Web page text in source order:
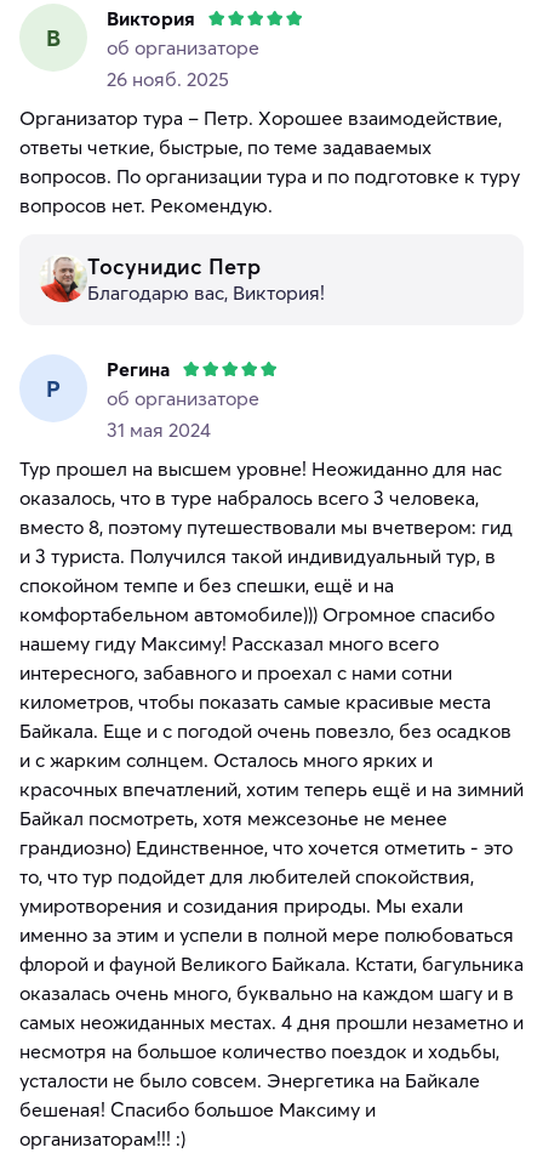
В
Виктория
об организаторе
26 нояб. 2025
Организатор тура – Петр. Хорошее взаимодействие,
ответы четкие, быстрые, по теме задаваемых
вопросов. По организации тура и по подготовке к туру
вопросов нет. Рекомендую.
Тосунидис Петр
Благодарю вас, Виктория!
Р
Регина
об организаторе
31 мая 2024
Тур прошел на высшем уровне! Неожиданно для нас
оказалось, что в туре набралось всего 3 человека,
вместо 8, поэтому путешествовали мы вчетвером: гид
и 3 туриста. Получился такой индивидуальный тур, в
спокойном темпе и без спешки, ещё и на
комфортабельном автомобиле))) Огромное спасибо
нашему гиду Максиму! Рассказал много всего
интересного, забавного и проехал с нами сотни
километров, чтобы показать самые красивые места
Байкала. Еще и с погодой очень повезло, без осадков
и с жарким солнцем. Осталось много ярких и
красочных впечатлений, хотим теперь ещё и на зимний
Байкал посмотреть, хотя межсезонье не менее
грандиозно) Единственное, что хочется отметить - это
то, что тур подойдет для любителей спокойствия,
умиротворения и созидания природы. Мы ехали
именно за этим и успели в полной мере полюбоваться
флорой и фауной Великого Байкала. Кстати, багульника
оказалась очень много, буквально на каждом шагу и в
самых неожиданных местах. 4 дня прошли незаметно и
несмотря на большое количество поездок и ходьбы,
усталости не было совсем. Энергетика на Байкале
бешеная! Спасибо большое Максиму и
организаторам!!! :)